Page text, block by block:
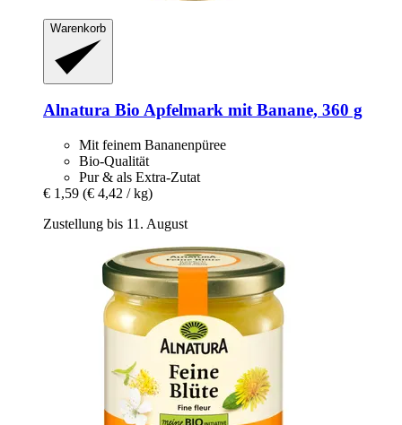
Warenkorb
Alnatura Bio Apfelmark mit Banane, 360 g
Mit feinem Bananenpüree
Bio-Qualität
Pur & als Extra-Zutat
€ 1,59 (€ 4,42 / kg)
Zustellung bis 11. August